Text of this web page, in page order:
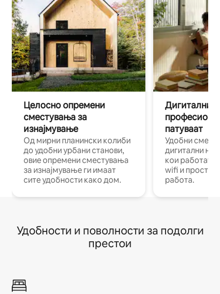
Целосно опремени
сместувања за
изнајмување
Од мирни планински колиби
до удобни урбани станови,
овие опремени сместувања
за изнајмување ги имаат
сите удобности како дом.
Дигитални
патуваат
Удобни
дигитални
кои работат
wifi и
работа.
Удобности и поволности за подолги
престои